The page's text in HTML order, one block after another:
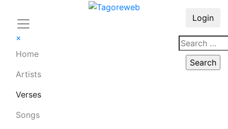
×
Home
Artists
Verses
Songs
Login